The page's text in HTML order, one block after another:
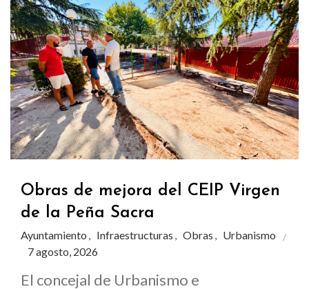
Obras de mejora del CEIP Virgen
de la Peña Sacra
Ayuntamiento , Infraestructuras , Obras , Urbanismo
7 agosto, 2026
El concejal de Urbanismo e